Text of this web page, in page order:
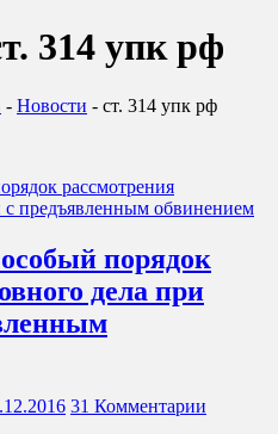
314 упк рф
- Новости - ст. 314 упк рф
порядок
дела при
31 Комментарии